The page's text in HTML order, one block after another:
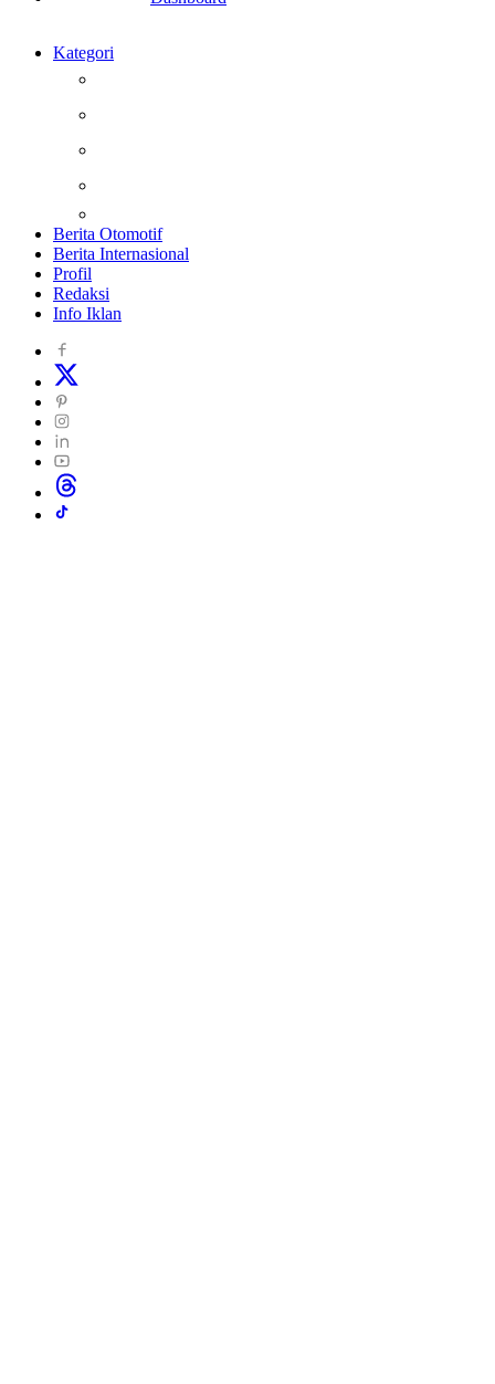
Kategori
Berita Otomotif
Berita Internasional
Profil
Redaksi
Info Iklan